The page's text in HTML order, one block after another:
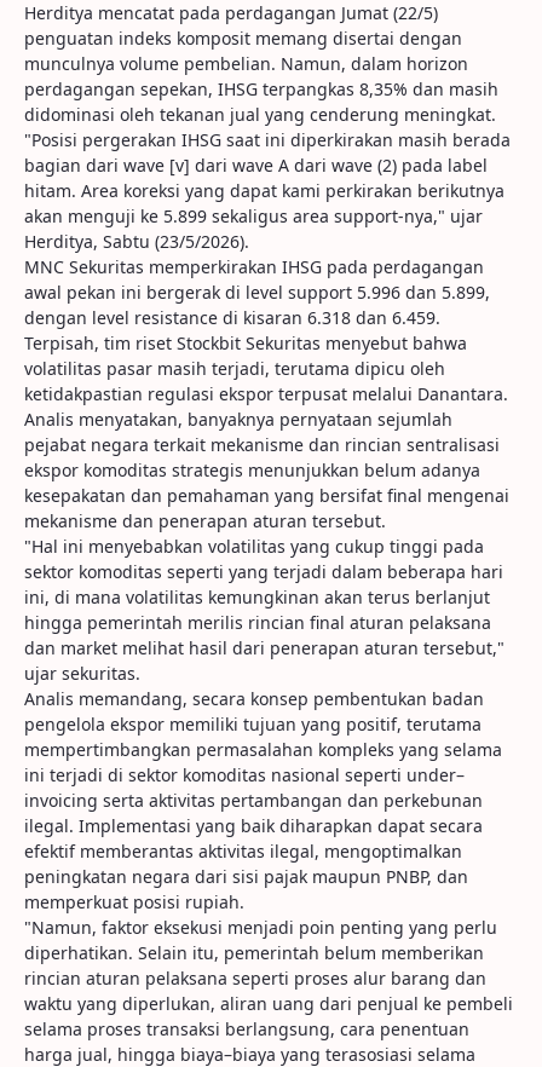
Herditya mencatat pada perdagangan Jumat (22/5)
penguatan indeks komposit memang disertai dengan
munculnya volume pembelian. Namun, dalam horizon
perdagangan sepekan, IHSG terpangkas 8,35% dan masih
didominasi oleh tekanan jual yang cenderung meningkat.
"Posisi pergerakan IHSG saat ini diperkirakan masih berada
bagian dari wave [v] dari wave A dari wave (2) pada label
hitam. Area koreksi yang dapat kami perkirakan berikutnya
akan menguji ke 5.899 sekaligus area support-nya," ujar
Herditya, Sabtu (23/5/2026).
MNC Sekuritas memperkirakan IHSG pada perdagangan
awal pekan ini bergerak di level support 5.996 dan 5.899,
dengan level resistance di kisaran 6.318 dan 6.459.
Terpisah, tim riset Stockbit Sekuritas menyebut bahwa
volatilitas pasar masih terjadi, terutama dipicu oleh
ketidakpastian regulasi ekspor terpusat melalui Danantara.
Analis menyatakan, banyaknya pernyataan sejumlah
pejabat negara terkait mekanisme dan rincian sentralisasi
ekspor komoditas strategis menunjukkan belum adanya
kesepakatan dan pemahaman yang bersifat final mengenai
mekanisme dan penerapan aturan tersebut.
"Hal ini menyebabkan volatilitas yang cukup tinggi pada
sektor komoditas seperti yang terjadi dalam beberapa hari
ini, di mana volatilitas kemungkinan akan terus berlanjut
hingga pemerintah merilis rincian final aturan pelaksana
dan market melihat hasil dari penerapan aturan tersebut,"
ujar sekuritas.
Analis memandang, secara konsep pembentukan badan
pengelola ekspor memiliki tujuan yang positif, terutama
mempertimbangkan permasalahan kompleks yang selama
ini terjadi di sektor komoditas nasional seperti under–
invoicing serta aktivitas pertambangan dan perkebunan
ilegal. Implementasi yang baik diharapkan dapat secara
efektif memberantas aktivitas ilegal, mengoptimalkan
peningkatan negara dari sisi pajak maupun PNBP, dan
memperkuat posisi rupiah.
"Namun, faktor eksekusi menjadi poin penting yang perlu
diperhatikan. Selain itu, pemerintah belum memberikan
rincian aturan pelaksana seperti proses alur barang dan
waktu yang diperlukan, aliran uang dari penjual ke pembeli
selama proses transaksi berlangsung, cara penentuan
harga jual, hingga biaya–biaya yang terasosiasi selama